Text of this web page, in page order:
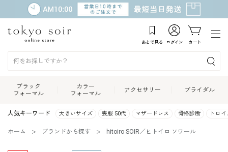
あとで見る ログイン カート
ブラック
フォーマル
カラー
フォーマル
アクセサリー ブライダル
人気キーワード 大きいサイズ 喪服 50代 マザードレス 骨格診断 トロ
ホーム ブランドから探す hitoiro SOIR／ヒトイロ ソワール